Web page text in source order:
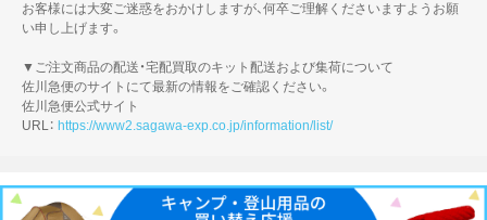
お客様には大変ご迷惑をおかけしますが、何卒ご理解くださいますようお願
い申し上げます。
▼ご注文商品の配送・宅配買取のキット配送および集荷について
佐川急便のサイトにて最新の情報をご確認ください。
佐川急便公式サイト
URL： https://www2.sagawa-exp.co.jp/information/list/